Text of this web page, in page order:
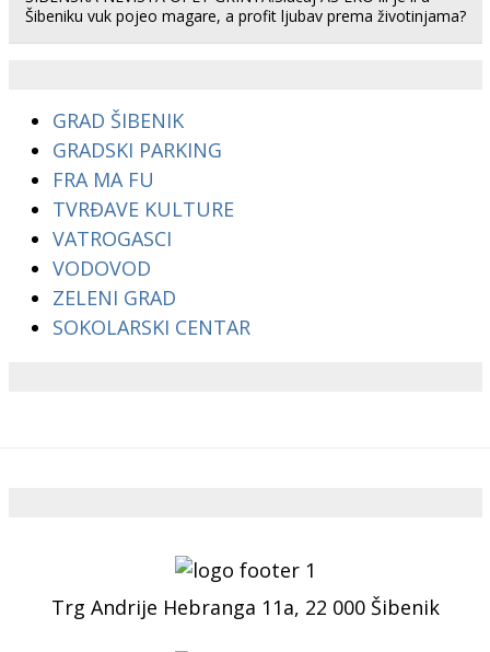
Šibeniku vuk pojeo magare, a profit ljubav prema životinjama?
GRAD ŠIBENIK
GRADSKI PARKING
FRA MA FU
TVRĐAVE KULTURE
VATROGASCI
VODOVOD
ZELENI GRAD
SOKOLARSKI CENTAR
Trg Andrije Hebranga 11a, 22 000 Šibenik